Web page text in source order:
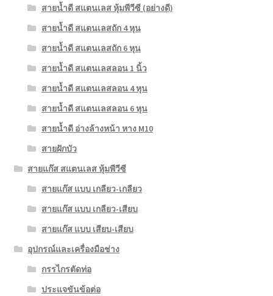
สายน้ำดี สแตนเลส หุ้มพีวีซี (อย่างดี)
สายน้ำดี สแตนเลสถัก 4 หุน
สายน้ำดี สแตนเลสถัก 6 หุน
สายน้ำดี สแตนเลสลอน 1 นิ้ว
สายน้ำดี สแตนเลสลอน 4 หุน
สายน้ำดี สแตนเลสลอน 6 หุน
สายน้ำดี อ่างล้างหน้า หาง M10
สายฝักบัว
สายแก๊ส สแตนเลส หุ้มพีวีซี
สายแก๊ส แบบ เกลียว-เกลียว
สายแก๊ส แบบ เกลียว-เสียบ
สายแก๊ส แบบ เสียบ-เสียบ
อุปกรณ์และเครื่องมือช่าง
กรรไกรตัดท่อ
ประแจขันข้อต่อ